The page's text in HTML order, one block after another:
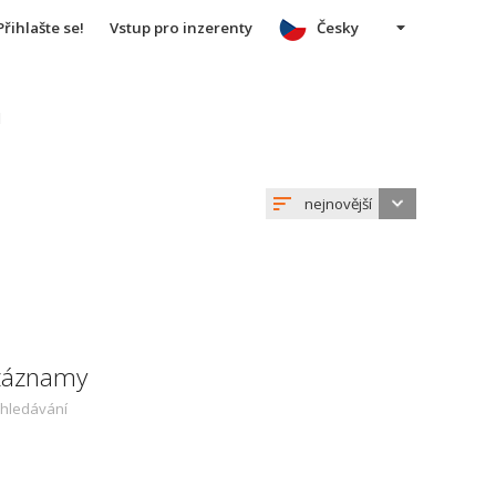
se! Vstup pro inzerenty Česky
nejnovější